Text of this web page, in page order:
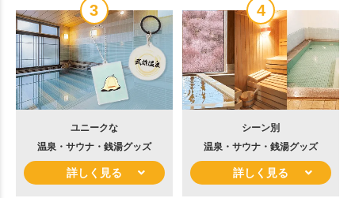
3
ユニークな
温泉・サウナ・銭湯グッズ
詳しく見る
4
シーン別
温泉・サウナ・銭湯グッズ
詳しく見る